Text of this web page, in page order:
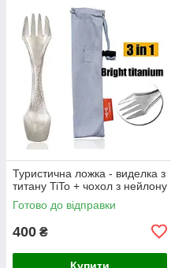
Туристична ложка - виделка з
титану TiTo + чохол з нейлону
Готово до відправки
400 ₴